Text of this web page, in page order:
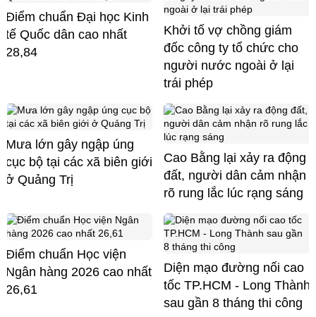
Điểm chuẩn Đại học Kinh
tế Quốc dân cao nhất
28,84
Khởi tố vợ chồng giám
đốc công ty tổ chức cho
người nước ngoài ở lại
trái phép
Mưa lớn gây ngập úng
cục bộ tại các xã biên giới
ở Quảng Trị
Cao Bằng lại xảy ra động
đất, người dân cảm nhận
rõ rung lắc lúc rạng sáng
Điểm chuẩn Học viện
Ngân hàng 2026 cao nhất
26,61
Diện mạo đường nối cao
tốc TP.HCM - Long Thành
sau gần 8 tháng thi công